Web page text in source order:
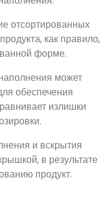
отсортированных
как правило,
форме.
может
обеспечения
излишки
и вскрытия
в результате
продукт.